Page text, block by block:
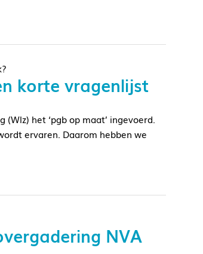
korte vragenlijst
het ‘pgb op maat’ ingevoerd.
ervaren. Daarom hebben we
NVA